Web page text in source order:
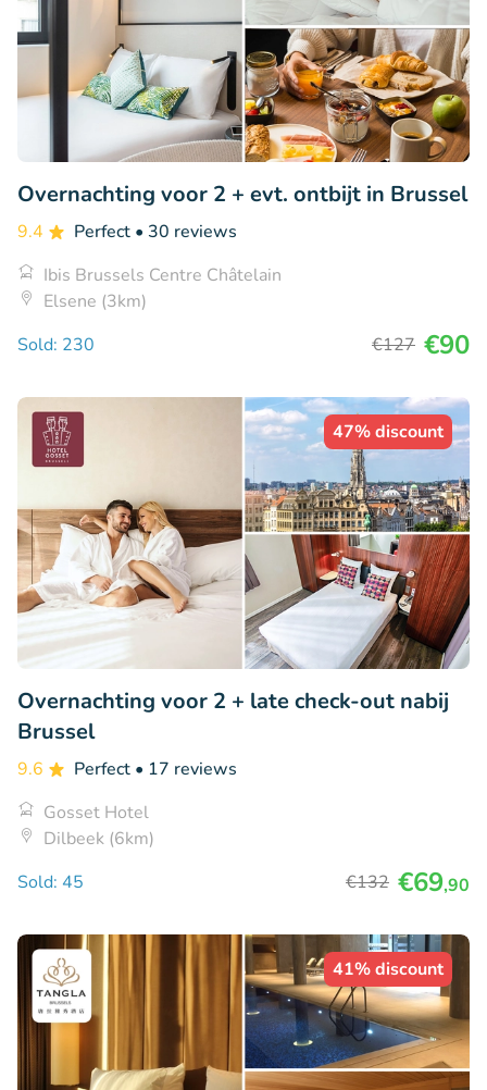
Overnachting voor 2 + evt. ontbijt in Brussel
9.4 Perfect • 30 reviews
Ibis Brussels Centre Châtelain
Elsene (3km)
Sold: 230
€127 €90
47% discount
Overnachting voor 2 + late check-out nabij
Brussel
9.6 Perfect • 17 reviews
Gosset Hotel
Dilbeek (6km)
Sold: 45
€132 €69,90
41% discount